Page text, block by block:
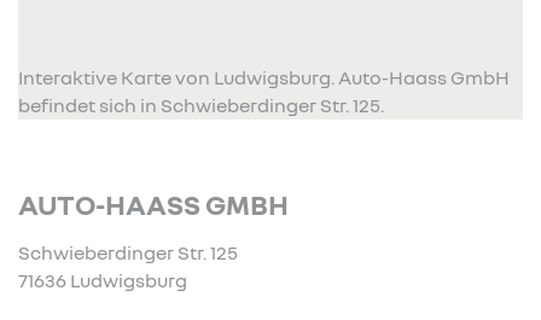
Interaktive Karte von Ludwigsburg. Auto-Haass GmbH
befindet sich in Schwieberdinger Str. 125.
AUTO-HAASS GMBH
Schwieberdinger Str. 125
71636 Ludwigsburg